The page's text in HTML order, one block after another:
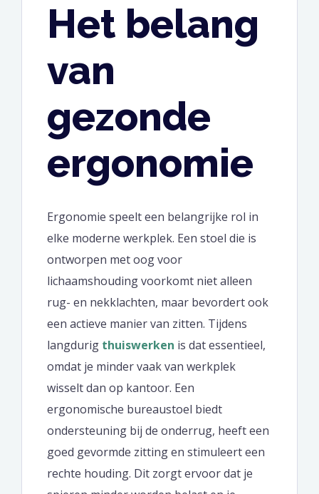
Het belang
van
gezonde
ergonomie
Ergonomie speelt een belangrijke rol in
elke moderne werkplek. Een stoel die is
ontworpen met oog voor
lichaamshouding voorkomt niet alleen
rug- en nekklachten, maar bevordert ook
een actieve manier van zitten. Tijdens
langdurig thuiswerken is dat essentieel,
omdat je minder vaak van werkplek
wisselt dan op kantoor. Een
ergonomische bureaustoel biedt
ondersteuning bij de onderrug, heeft een
goed gevormde zitting en stimuleert een
rechte houding. Dit zorgt ervoor dat je